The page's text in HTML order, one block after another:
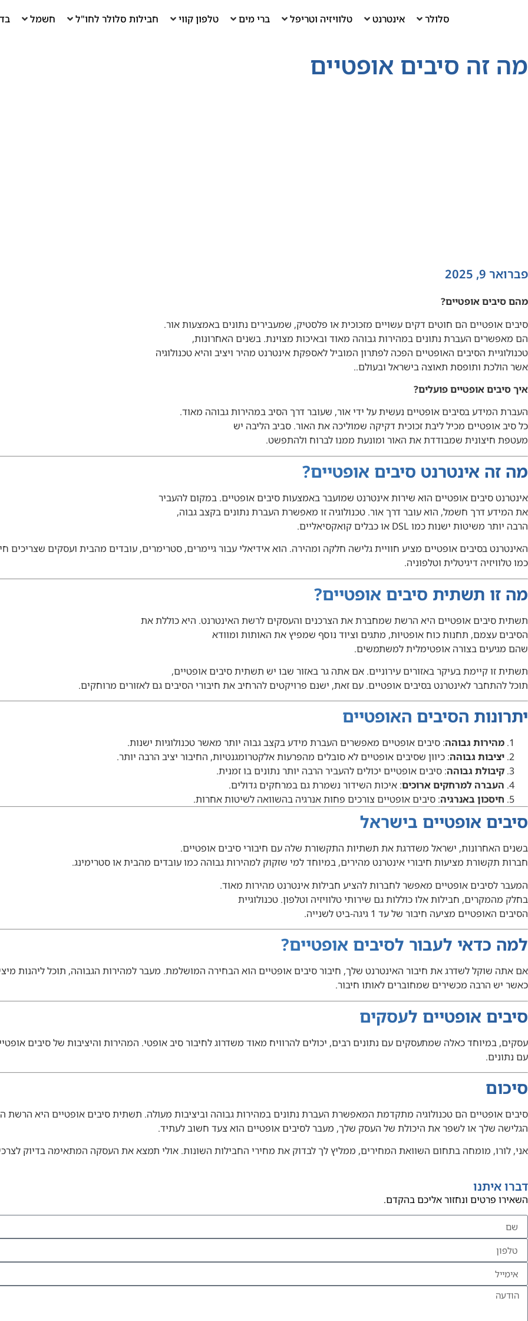
סלולר אינטרנט טלוויזיה וטריפל ברי מים טלפון קווי חבילות סלולר לחו"ל חשמל
מה זה סיבים אופטיים
פברואר 9, 2025
מהם סיבים אופטיים?
סיבים אופטיים הם חוטים דקים עשויים מזכוכית או פלסטיק, שמעבירים נתונים באמצעות אור.
הם מאפשרים העברת נתונים במהירות גבוהה מאוד ובאיכות מצוינת. בשנים האחרונות,
טכנולוגיית הסיבים האופטיים הפכה לפתרון המוביל לאספקת אינטרנט מהיר ויציב והיא טכנולוגיה
אשר הולכת ותופסת תאוצה בישראל ובעולם..
איך סיבים אופטיים פועלים?
העברת המידע בסיבים אופטיים נעשית על ידי אור, שעובר דרך הסיב במהירות גבוהה מאוד.
כל סיב אופטיים מכיל ליבת זכוכית דקיקה שמוליכה את האור. סביב הליבה יש
מעטפת חיצונית שמבודדת את האור ומונעת ממנו לברוח ולהתפשט.
מה זה אינטרנט סיבים אופטיים?
אינטרנט סיבים אופטיים הוא שירות אינטרנט שמועבר באמצעות סיבים אופטיים. במקום להעביר
את המידע דרך חשמל, הוא עובר דרך אור. טכנולוגיה זו מאפשרת העברת נתונים בקצב גבוה,
הרבה יותר משיטות ישנות כמו DSL או כבלים קואקסיאליים.
האינטרנט בסיבים אופטיים מציע חוויית גלישה חלקה ומהירה. הוא אידיאלי עבור גיימרים, סטרימרים, עובדים מהבית ועסקים שצריכים
כמו טלוויזיה דיגיטלית וטלפוניה.
מה זו תשתית סיבים אופטיים?
תשתית סיבים אופטיים היא הרשת שמחברת את הצרכנים והעסקים לרשת האינטרנט. היא כוללת את
הסיבים עצמם, תחנות כוח אופטיות, מתגים וציוד נוסף שמפיץ את האותות ומוודא
שהם מגיעים בצורה אופטימלית למשתמשים.
תשתית זו קיימת בעיקר באזורים עירוניים. אם אתה גר באזור שבו יש תשתית סיבים אופטיים,
תוכל להתחבר לאינטרנט בסיבים אופטיים. עם זאת, ישנם פרויקטים להרחיב את חיבורי הסיבים גם לאזורים מרוחקים.
יתרונות הסיבים האופטיים
מהירות גבוהה: סיבים אופטיים מאפשרים העברת מידע בקצב גבוה יותר מאשר טכנולוגיות ישנות.
יציבות גבוהה: כיוון שסיבים אופטיים לא סובלים מהפרעות אלקטרומגנטיות, החיבור יציב הרבה יותר.
קיבולת גבוהה: סיבים אופטיים יכולים להעביר הרבה יותר נתונים בו זמנית.
העברה למרחקים ארוכים: איכות השידור נשמרת גם במרחקים גדולים.
חיסכון באנרגיה: סיבים אופטיים צורכים פחות אנרגיה בהשוואה לשיטות אחרות.
סיבים אופטיים בישראל
בשנים האחרונות, ישראל משדרגת את תשתיות התקשורת שלה עם חיבורי סיבים אופטיים.
חברות תקשורת מציעות חיבורי אינטרנט מהירים, במיוחד למי שזקוק למהירות גבוהה כמו עובדים מהבית או סטרימינג.
המעבר לסיבים אופטיים מאפשר לחברות להציע חבילות אינטרנט מהירות מאוד.
בחלק מהמקרים, חבילות אלו כוללות גם שירותי טלוויזיה וטלפון. טכנולוגיית
הסיבים האופטיים מציעה חיבור של עד 1 גיגה-ביט לשנייה.
למה כדאי לעבור לסיבים אופטיים?
אם אתה שוקל לשדרג את חיבור האינטרנט שלך, חיבור סיבים אופטיים הוא הבחירה המושלמת. מעבר למהירות הגבוהה, תוכל ליהנות
כאשר יש הרבה מכשירים שמחוברים לאותו חיבור.
סיבים אופטיים לעסקים
עסקים, במיוחד כאלה שמתעסקים עם נתונים רבים, יכולים להרוויח מאוד משדרוג לחיבור סיב אופטי. המהירות והיציבות של סיבים
עם נתונים.
סיכום
סיבים אופטיים הם טכנולוגיה מתקדמת המאפשרת העברת נתונים במהירות גבוהה וביציבות מעולה. תשתית סיבים אופטיים היא
הגלישה שלך או לשפר את היכולת של העסק שלך, מעבר לסיבים אופטיים הוא צעד חשוב לעתיד.
אני, לורו, מומחה בתחום השוואת המחירים, ממליץ לך לבדוק את מחירי החבילות השונות. אולי תמצא את העסקה המתאימה בדיוק
דברו איתנו
השאירו פרטים ונחזור אליכם בהקדם.